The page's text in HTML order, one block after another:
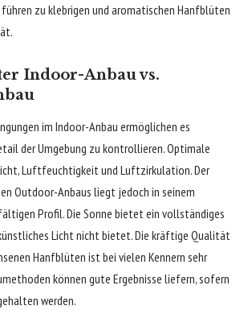
zu klebrigen und aromatischen Hanfblüten
Indoor-Anbau vs.
im Indoor-Anbau ermöglichen es
der Umgebung zu kontrollieren. Optimale
Luftfeuchtigkeit und Luftzirkulation. Der
Outdoor-Anbaus liegt jedoch in seinem
Profil. Die Sonne bietet ein vollständiges
Licht nicht bietet. Die kräftige Qualität
Hanfblüten ist bei vielen Kennern sehr
können gute Ergebnisse liefern, sofern
werden.